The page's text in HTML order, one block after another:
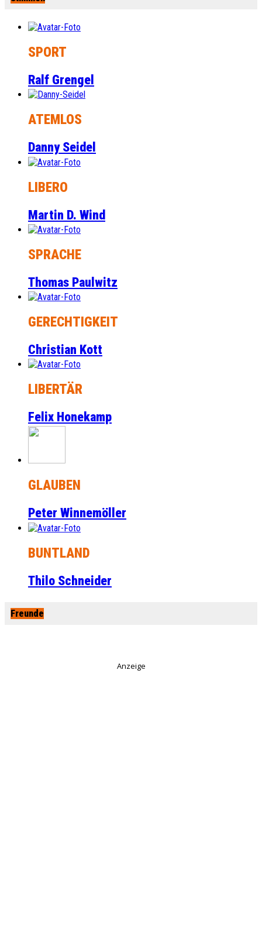
SPORT
Ralf Grengel
ATEMLOS
Danny Seidel
LIBERO
Martin D. Wind
SPRACHE
Thomas Paulwitz
GERECHTIGKEIT
Christian Kott
LIBERTÄR
Felix Honekamp
GLAUBEN
Peter Winnemöller
BUNTLAND
Thilo Schneider
Freunde
Anzeige